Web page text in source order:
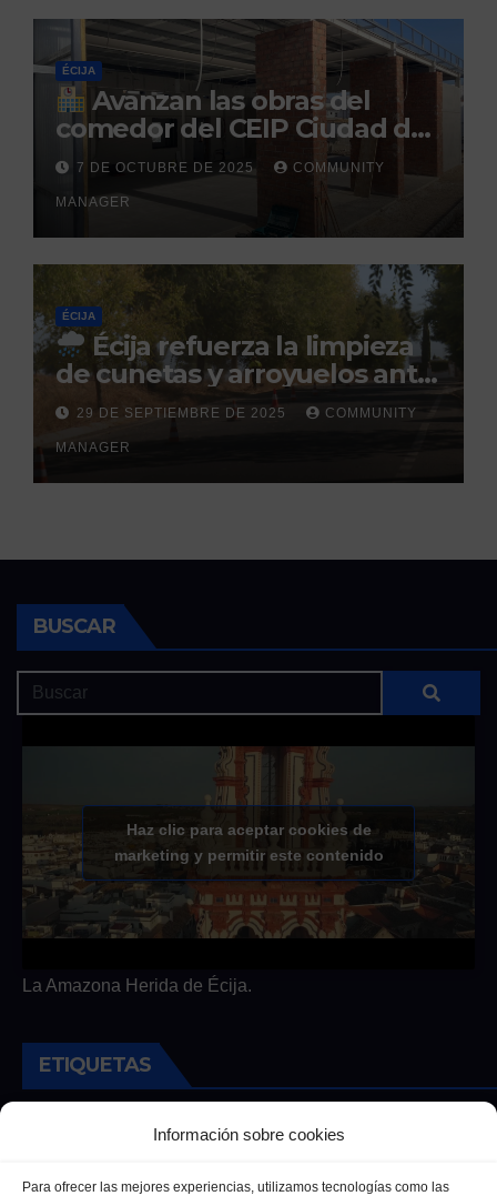
Información sobre cookies
Para ofrecer las mejores experiencias, utilizamos tecnologías como las
ÉCIJA
Avanzan las obras del
comedor del CEIP Ciudad del
Sol: su finalización está
prevista para finales de 2025
7 DE OCTUBRE DE 2025 COMMUNITY
MANAGER
ÉCIJA
Écija refuerza la limpieza
de cunetas y arroyuelos ante
la llegada de las lluvias
otoñales
29 DE SEPTIEMBRE DE 2025 COMMUNITY
MANAGER
BUSCAR
Haz clic para aceptar cookies de
marketing y permitir este contenido
La Amazona Herida de Écija.
ETIQUETAS
Andalucía Cultura Deportes